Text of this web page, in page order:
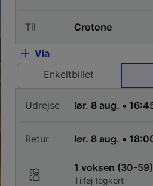
Til
Via
Enkeltbillet
Udrejse
Retur
1 voksen (30-59)
Tilføj togkort